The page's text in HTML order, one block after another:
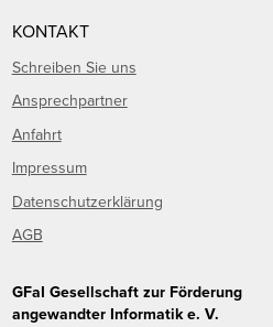
KONTAKT
Schreiben Sie uns
Ansprechpartner
Anfahrt
Impressum
Datenschutzerklärung
AGB
GFaI Gesellschaft zur Förderung
angewandter Informatik e. V.